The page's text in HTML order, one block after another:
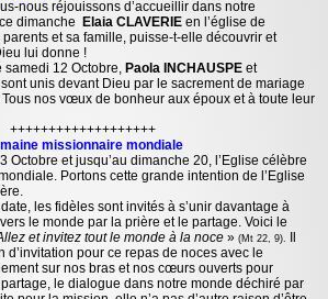
Photos
Contact
nous réjouissons d’accueillir dans notre
dimancheElaia CLAVERIEen l’église de
et sa famille, puisse-t-elle découvrir et
lui donne !
samedi 12 Octobre,Paola INCHAUSPEet
unis devant Dieu par le sacrement de mariage
nos vœux de bonheur aux époux et à toute leur
+++++++++++++++++++
missionnaire mondiale
Octobre et jusqu’au dimanche 20, l’Eglise célèbre
Portons cette grande intention de l’Eglise
les fidèles sont invités à s’unir davantage à
le monde par la prière et le partage. Voici le
et invitez tout le monde à la noce»(Mt 22, 9). Il
d’invitation pour ce repas de noces avec le
sur nos bras et nos cœurs ouverts pour
le dialogue dans notre monde déchiré par